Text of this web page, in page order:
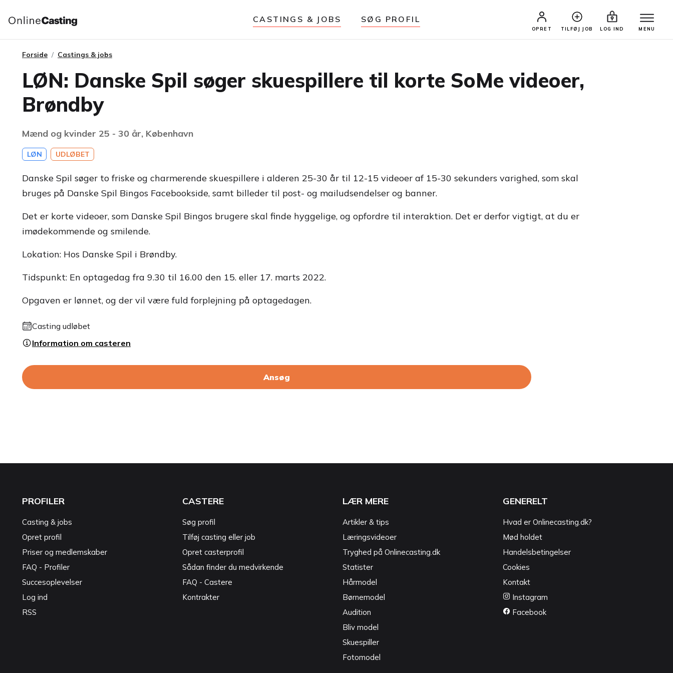
CASTINGS & JOBS SØG PROFIL
OPRET TILFØJ JOB LOG IND MENU
Forside Castings & jobs
LØN: Danske Spil søger skuespillere til korte SoMe videoer,
Brøndby
Mænd og kvinder 25 - 30 år, København
LØN UDLØBET
Danske Spil søger to friske og charmerende skuespillere i alderen 25-30 år til 12-15 videoer af 15-30 sekunders varighed, som skal
bruges på Danske Spil Bingos Facebookside, samt billeder til post- og mailudsendelser og banner.
Det er korte videoer, som Danske Spil Bingos brugere skal finde hyggelige, og opfordre til interaktion. Det er derfor vigtigt, at du er
imødekommende og smilende.
Lokation: Hos Danske Spil i Brøndby.
Tidspunkt: En optagedag fra 9.30 til 16.00 den 15. eller 17. marts 2022.
Opgaven er lønnet, og der vil være fuld forplejning på optagedagen.
Casting udløbet
Information om casteren
Ansøg
PROFILER
Casting & jobs
Opret profil
Priser og medlemskaber
FAQ - Profiler
Succesoplevelser
Log ind
RSS
CASTERE
Søg profil
Tilføj casting eller job
Opret casterprofil
Sådan finder du medvirkende
FAQ - Castere
Kontrakter
LÆR MERE
Artikler & tips
Læringsvideoer
Tryghed på Onlinecasting.dk
Statister
Hårmodel
Børnemodel
Audition
Bliv model
Skuespiller
Fotomodel
GENERELT
Hvad er Onlinecasting.dk?
Mød holdet
Handelsbetingelser
Cookies
Kontakt
Instagram
Facebook